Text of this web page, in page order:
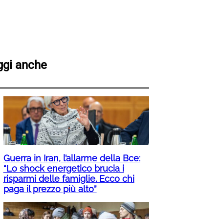
anche
Guerra in Iran, l’allarme della Bce:
“Lo shock energetico brucia i
risparmi delle famiglie. Ecco chi
paga il prezzo più alto”